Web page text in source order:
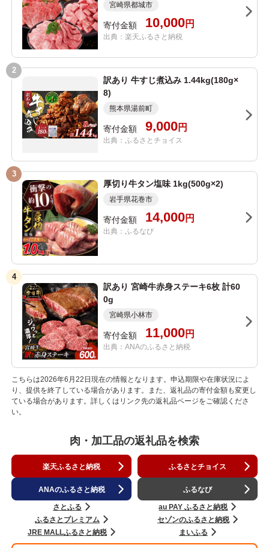
宮崎県都城市
寄付金額 10,000円
出典：楽天ふるさと納税
訳あり 牛すじ煮込み 1.44kg(180g×
8)
熊本県湯前町
寄付金額 9,000円
出典：ふるさとチョイス
厚切り牛タン塩味 1kg(500g×2)
岩手県花巻市
寄付金額 14,000円
出典：ふるなび
訳あり 宮崎牛赤身ステーキ6枚 計60
0g
宮崎県小林市
寄付金額 11,000円
出典：ANAのふるさと納税
こちらは2026年6月22日現在の情報となります。申込期限や在庫状況によ
り、提供を終了している場合があります。また、返礼品の寄付金額も変更し
ている場合があります。詳しくはリンク先の返礼品ページをご確認くださ
い。
肉・加工品の返礼品を検索
楽天ふるさと納税 ふるさとチョイス
ANAのふるさと納税 ふるなび
さとふる
au PAY ふるさと納税
ふるさとプレミアム
セゾンのふるさと納税
JRE MALLふるさと納税
まいふる
ふるラボ
三越伊勢丹ふるさと納税